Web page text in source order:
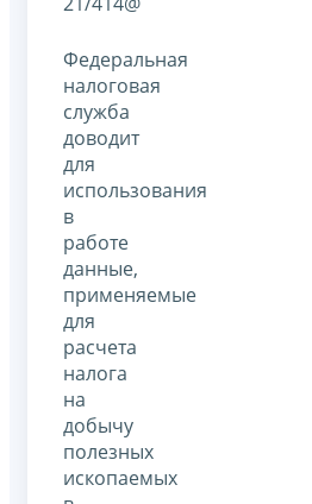
Федеральная
налоговая
служба
доводит
для
использования
в
работе
данные,
применяемые
для
расчета
налога
на
добычу
полезных
ископаемых